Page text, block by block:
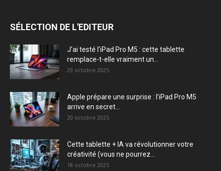
SÉLECTION DE L'EDITEUR
J’ai testé l’iPad Pro M5 : cette tablette
remplace-t-elle vraiment un...
29 octobre 2025
Apple prépare une surprise : l’iPad Pro M5
arrive en secret...
20 octobre 2025
Cette tablette + IA va révolutionner votre
créativité (vous ne pourrez...
18 octobre 2025